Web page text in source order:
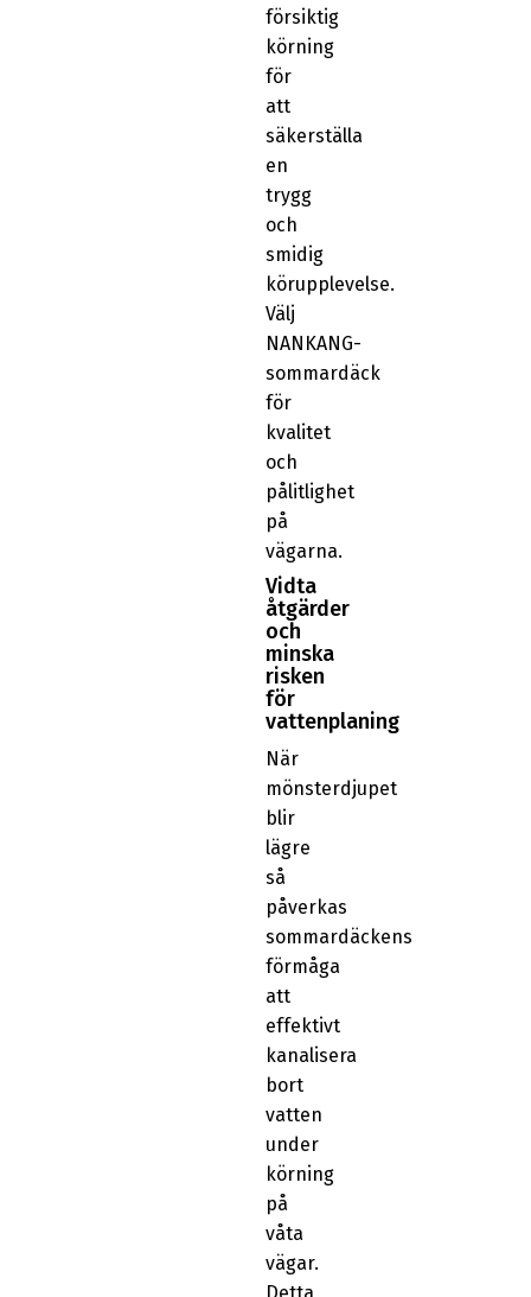
försiktig
körning
för
att
säkerställa
en
trygg
och
smidig
körupplevelse.
Välj
NANKANG-
sommardäck
för
kvalitet
och
pålitlighet
på
vägarna.
Vidta
åtgärder
och
minska
risken
för
vattenplaning
När
mönsterdjupet
blir
lägre
så
påverkas
sommardäckens
förmåga
att
effektivt
kanalisera
bort
vatten
under
körning
på
våta
vägar.